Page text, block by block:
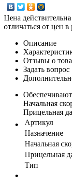
Цена
отличаться от цен
Описание
Отзывы о
Задать вопрос
Начальная
Прицельная
Артикул
Назначение
Начальная
Прицельная
Тип